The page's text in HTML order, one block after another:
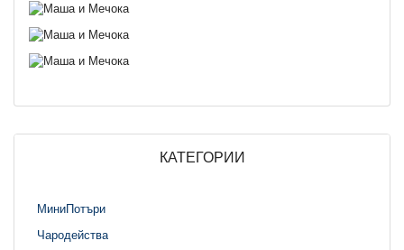
КАТЕГОРИИ
МиниПотъри
Чародейства